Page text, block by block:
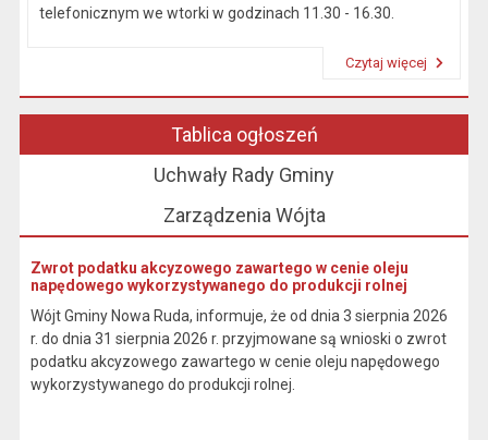
telefonicznym we wtorki w godzinach 11.30 - 16.30.
Czytaj więcej
Tablica ogłoszeń
Uchwały Rady Gminy
Zarządzenia Wójta
Zwrot podatku akcyzowego zawartego w cenie oleju
napędowego wykorzystywanego do produkcji rolnej
Wójt Gminy Nowa Ruda, informuje, że od dnia 3 sierpnia 2026
r. do dnia 31 sierpnia 2026 r. przyjmowane są wnioski o zwrot
podatku akcyzowego zawartego w cenie oleju napędowego
wykorzystywanego do produkcji rolnej.